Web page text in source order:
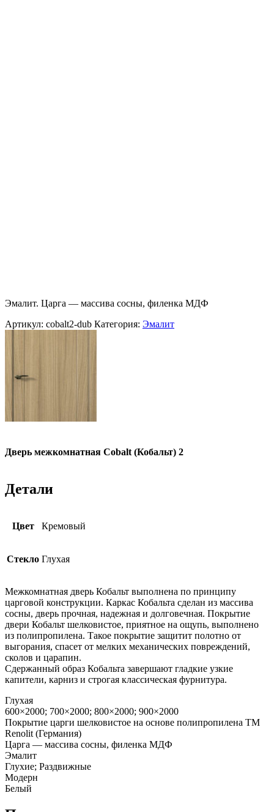
Эмалит. Царга — массива сосны, филенка МДФ
Артикул: cobalt2-dub Категория: Эмалит
Дверь межкомнатная Cobalt (Кобальт) 2
Детали
Цвет Кремовый
Стекло Глухая
Межкомнатная дверь Кобальт выполнена по принципу
царговой конструкции. Каркас Кобальта сделан из массива
сосны, дверь прочная, надежная и долговечная. Покрытие
двери Кобальт шелковистое, приятное на ощупь, выполнено
из полипропилена. Такое покрытие защитит полотно от
выгорания, спасет от мелких механических повреждений,
сколов и царапин.
Сдержанный образ Кобальта завершают гладкие узкие
капители, карниз и строгая классическая фурнитура.
Глухая
600×2000; 700×2000; 800×2000; 900×2000
Покрытие царги шелковистое на основе полипропилена TM
Renolit (Германия)
Царга — массива сосны, филенка МДФ
Эмалит
Глухие; Раздвижные
Модерн
Белый